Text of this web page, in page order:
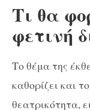
Τι θα
φετινή
Το θέμα της
καθορίζει και
θεατρικότητα,